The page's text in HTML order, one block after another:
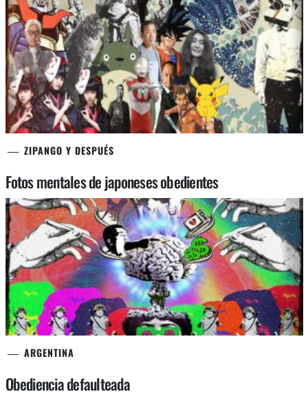
ZIPANGO Y DESPUÉS
Fotos mentales de japoneses obedientes
ARGENTINA
Obediencia defaulteada